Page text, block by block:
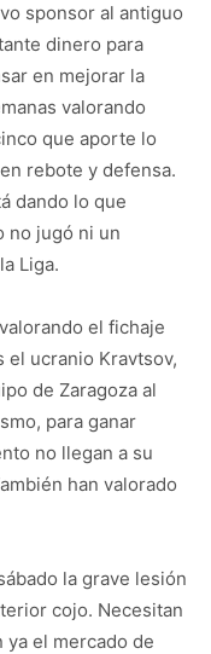
sponsor al antiguo
dinero para
en mejorar la
valorando
que aporte lo
rebote y defensa.
dando lo que
no jugó ni un
Liga.
el fichaje
el ucranio Kravtsov,
de Zaragoza al
para ganar
no llegan a su
han valorado
la grave lesión
cojo. Necesitan
ya el mercado de